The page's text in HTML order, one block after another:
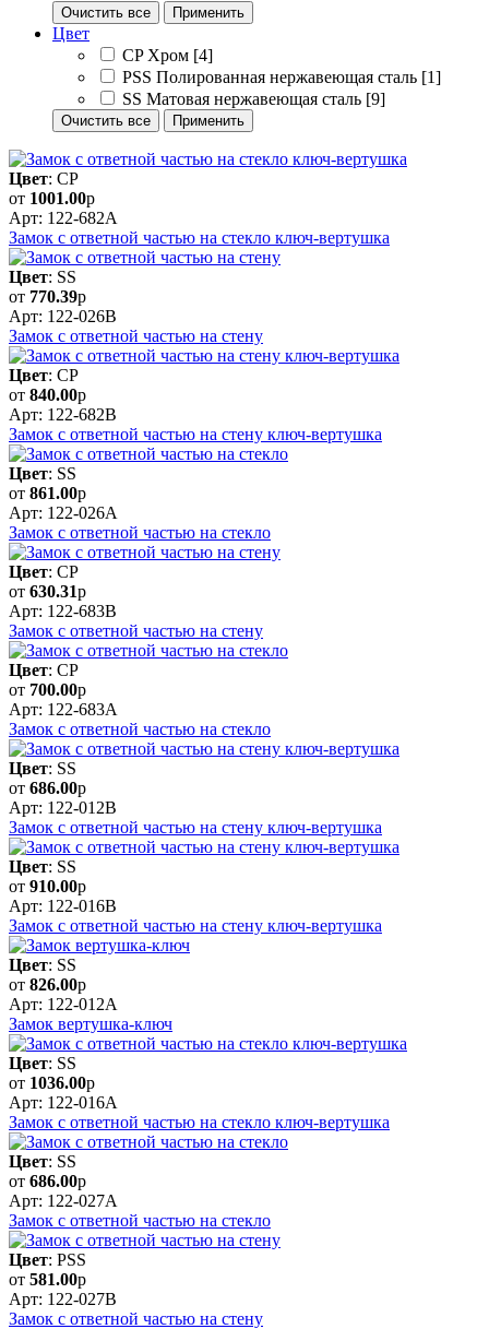
Очистить все Применить
Цвет
CP Хром [4]
PSS Полированная нержавеющая сталь [1]
SS Матовая нержавеющая сталь [9]
Очистить все Применить
Цвет: CP
от 1001.00р
Арт: 122-682A
Замок с ответной частью на стекло ключ-вертушка
Цвет: SS
от 770.39р
Арт: 122-026B
Замок с ответной частью на стену
Цвет: CP
от 840.00р
Арт: 122-682B
Замок с ответной частью на стену ключ-вертушка
Цвет: SS
от 861.00р
Арт: 122-026A
Замок с ответной частью на стекло
Цвет: CP
от 630.31р
Арт: 122-683B
Замок с ответной частью на стену
Цвет: CP
от 700.00р
Арт: 122-683A
Замок с ответной частью на стекло
Цвет: SS
от 686.00р
Арт: 122-012B
Замок с ответной частью на стену ключ-вертушка
Цвет: SS
от 910.00р
Арт: 122-016B
Замок с ответной частью на стену ключ-вертушка
Цвет: SS
от 826.00р
Арт: 122-012A
Замок вертушка-ключ
Цвет: SS
от 1036.00р
Арт: 122-016A
Замок с ответной частью на стекло ключ-вертушка
Цвет: SS
от 686.00р
Арт: 122-027A
Замок с ответной частью на стекло
Цвет: PSS
от 581.00р
Арт: 122-027B
Замок с ответной частью на стену